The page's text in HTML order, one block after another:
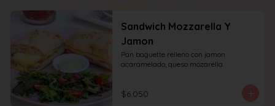
Sandwich Mozzarella Y
Jamon
Pan baguette relleno con jamon
acaramelado, queso mozarella
$6.050